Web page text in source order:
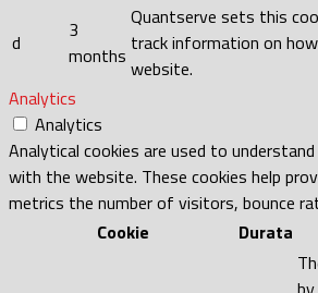
d
3
months
Quantserve sets this
track information on
website.
Analytics
Analytics
Analytical cookies are used to
with the website. These cookies help
metrics the number of visitors, bounce
Cookie
Durata